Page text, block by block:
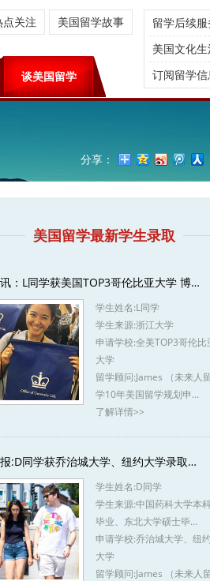
谈美国留学
点关注 美国留学故事
留学后续服
美国文化
订阅留学信
分享：
美国留学最新学生录取
：L同学获美国TOP3哥伦比亚大学 博…
学生姓名:L同学
学生来源:浙江大学
申请学校:全美TOP3哥伦比
大学
留学顾问:James （未来人
学10年美国留学规划申…
了解详情>>
:D同学获乔治城大学、纽约大学录取…
学生姓名:D同学
学生来源:中国药科大学本
毕业、东北大学硕士毕…
申请学校:乔治城大学、纽约
大学
留学顾问:James （未来人